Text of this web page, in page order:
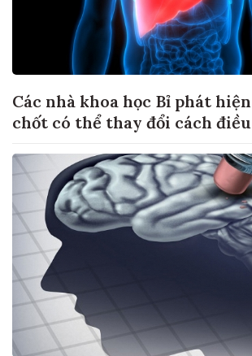
Các nhà khoa học Bỉ phát
chốt có thể thay đổi cách